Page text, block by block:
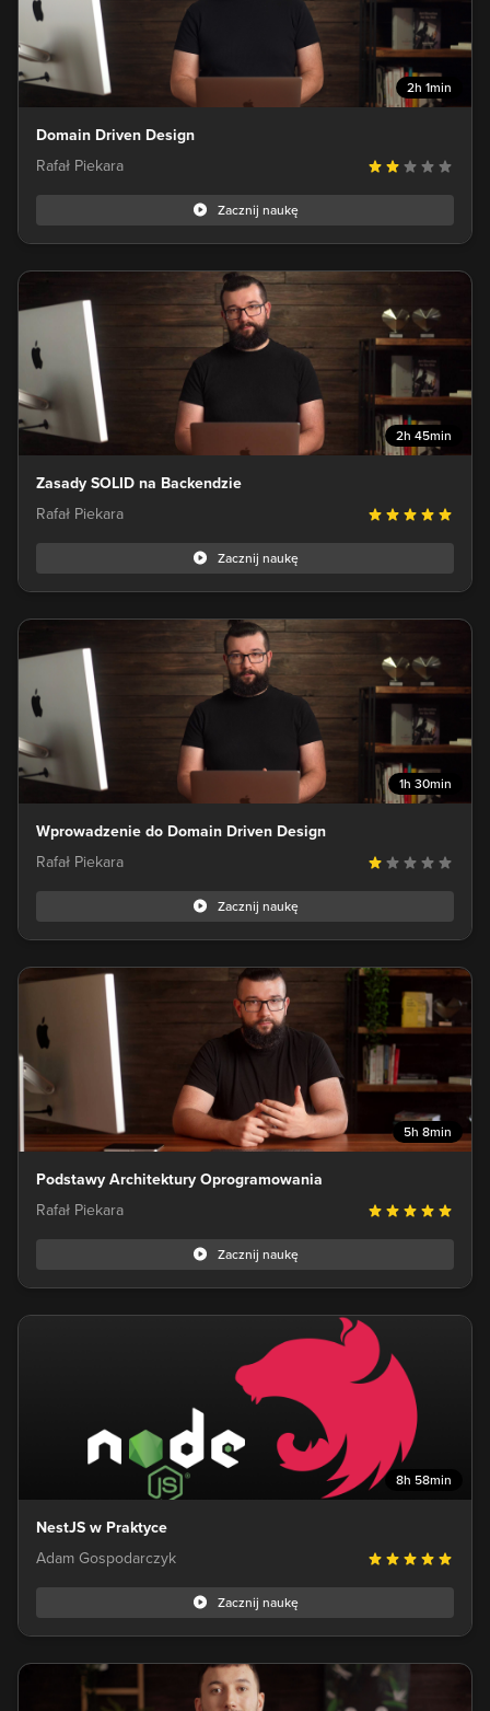
2h 1min
Domain Driven Design
Rafał Piekara
Zacznij naukę
2h 45min
Zasady SOLID na Backendzie
Rafał Piekara
Zacznij naukę
1h 30min
Wprowadzenie do Domain Driven Design
Rafał Piekara
Zacznij naukę
5h 8min
Podstawy Architektury Oprogramowania
Rafał Piekara
Zacznij naukę
8h 58min
NestJS w Praktyce
Adam Gospodarczyk
Zacznij naukę